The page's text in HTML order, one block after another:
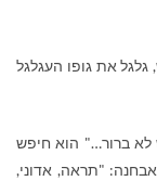
את גופו העגלגל
ברור…" הוא חיפש
"תראה, אדוני,